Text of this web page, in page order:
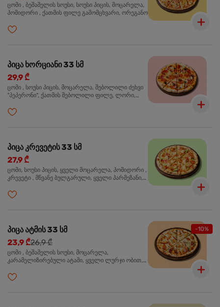
ცომი , ბეშამელის სოუსი, სოუსი პიცის, მოცარელა,
პომიდორი , ქათმის ფილე გამომცხვარი, ორეგანო
პიცა ხორციანი 33 სმ
29,9 ₾
ცომი , სოუსი პიცის, მოცარელა, შებოლილი ძეხვი
"პეპერონი", ქათმის შებოლილი ფილე, ლორი,
პიცა კრევეტის 33 სმ
27,9 ₾
ცომი, სოუსი პიცის, ყველი მოცარელა, პომიდორი ,
კრევეტი , მწვანე ბულგარული, ყველი პარმეზანი,
-10%
პიცა ატმის 33 სმ
23,9 ₾26,9 ₾
ცომი , ბეშამელის სოუსი, მოცარელა,
კარამელიზირებული ატამი, ყველი ლურჯი ობით,